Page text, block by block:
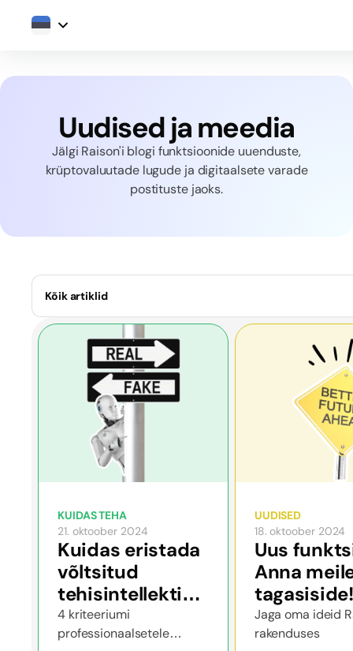
Uudised ja meedia
Jälgi Raison'i blogi funktsioonide uuenduste,
krüptovaluutade lugude ja digitaalsete varade
postituste jaoks.
Kõik artiklid
KUIDAS TEHA
21. oktoober 2024
Kuidas eristada
võltsitud
tehisintellekti
idufirmat
tegelikust
4 kriteeriumi
professionaalsetele
UUDISED
18. oktoober 2024
Uus
Anna
tagasiside!
Jaga oma ideid
rakenduses